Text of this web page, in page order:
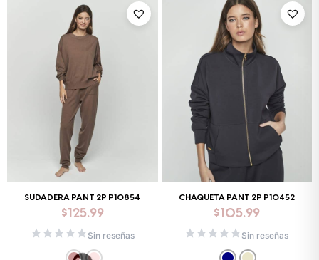
SUDADERA PANT 2P P10854
$125.99
Sin reseñas
CHAQUETA PANT 2P P10452
$105.99
Sin reseñas